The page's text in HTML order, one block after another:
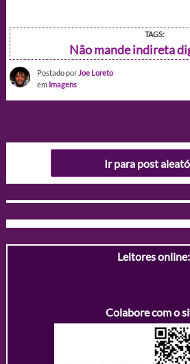
TAGS:
Não mande indireta
Postado por Joe Loreto
em Imagens
Ir para post
Leitores online:
Colabore com o